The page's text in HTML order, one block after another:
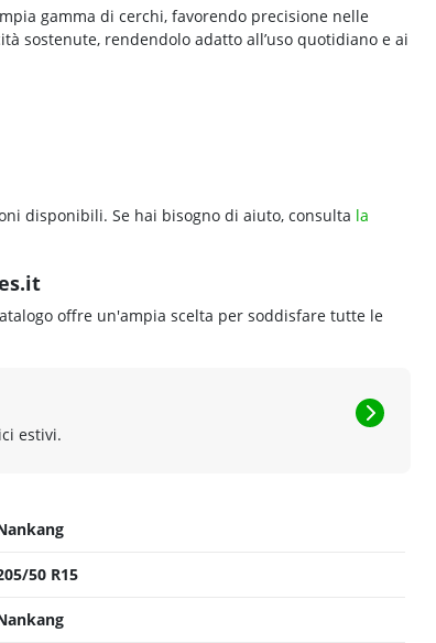
gamma di cerchi, favorendo precisione nelle
sostenute, rendendolo adatto all’uso quotidiano e ai
disponibili. Se hai bisogno di aiuto, consulta la
offre un'ampia scelta per soddisfare tutte le
estivi.
50 R15